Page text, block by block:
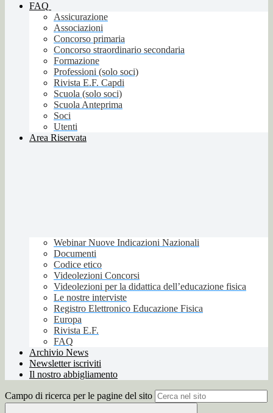
FAQ
Assicurazione
Associazioni
Concorso primaria
Concorso straordinario secondaria
Formazione
Professioni (solo soci)
Rivista E.F. Capdi
Scuola (solo soci)
Scuola Anteprima
Soci
Utenti
Area Riservata
Webinar Nuove Indicazioni Nazionali
Documenti
Codice etico
Videolezioni Concorsi
Videolezioni per la didattica dell’educazione fisica
Le nostre interviste
Registro Elettronico Educazione Fisica
Europa
Rivista E.F.
FAQ
Archivio News
Newsletter iscriviti
Il nostro abbigliamento
Campo di ricerca per le pagine del sito